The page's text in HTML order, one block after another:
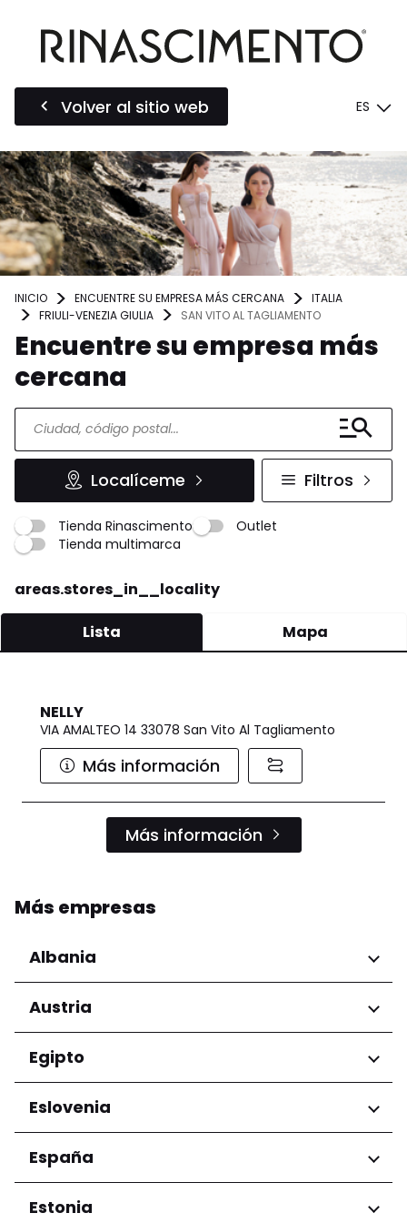
Volver al sitio web ES
INICIO ENCUENTRE SU EMPRESA MÁS CERCANA
ITALIA
FRIULI-VENEZIA GIULIA
SAN VITO AL TAGLIAMENTO
Encuentre su empresa más
cercana
Localíceme Filtros
Tienda Rinascimento
Outlet
Tienda multimarca
areas.stores_in__locality
Lista Mapa
NELLY
VIA AMALTEO 14 33078 San Vito Al Tagliamento
Más información
Más información
Más empresas
Albania
Regiones
Condado de Tirana
Austria
Regiones
Niederösterreich
Salzburg
Wien
Egipto
Regiones
Gobernación de El Cairo
Eslovenia
Regiones
Ljubljana
España
Regiones
Estonia